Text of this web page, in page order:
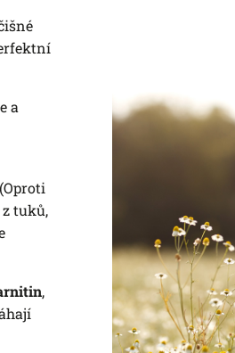
a
(Oproti
tuků,
,